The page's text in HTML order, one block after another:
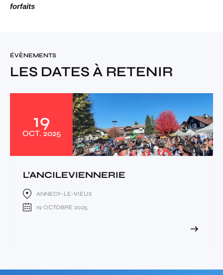
forfaits
ÉVÈNEMENTS
LES DATES À RETENIR
19
OCT. 2025
L’ANCILEVIENNERIE
ANNECY-LE-VIEUX
19 OCTOBRE 2025